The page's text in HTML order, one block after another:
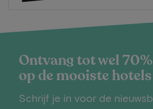
Ontvang tot wel
op de mooiste hotels
Schrijf je in voor de